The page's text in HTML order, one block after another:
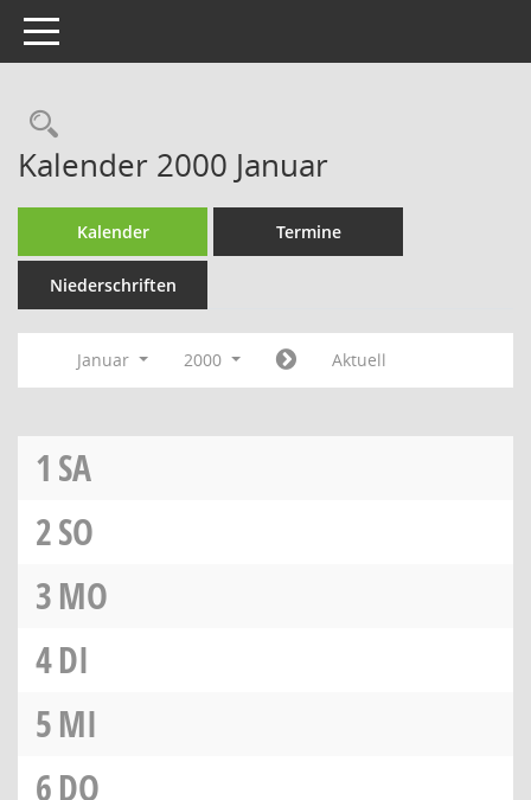
Toggle navigation
Rechercheauswahl
Kalender 2000 Januar
Kalender Termine
Niederschriften
Januar 2000 Aktuell
1 SA
2SO
3MO
4DI
5MI
6DO